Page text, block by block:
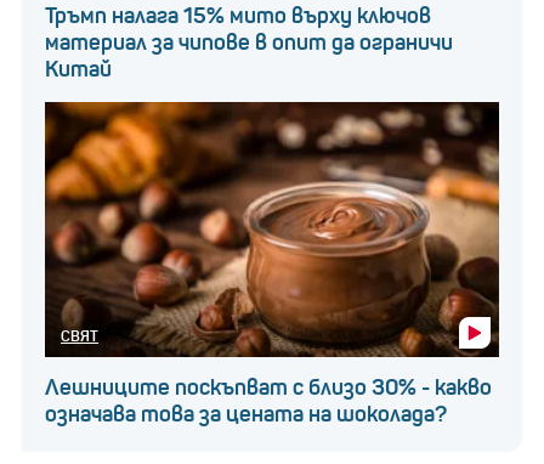
Тръмп налага 15% мито върху ключов
материал за чипове в опит да ограничи
Китай
СВЯТ
Лешниците поскъпват с близо 30% - какво
означава това за цената на шоколада?